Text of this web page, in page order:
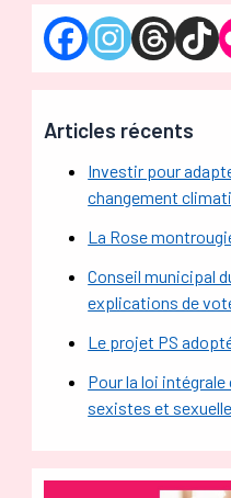
Articles récents
Investir pour
changement
La Rose
Conseil municipal
explications de
Le projet PS
Pour la loi
sexistes et